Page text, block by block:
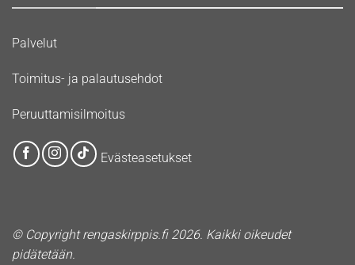
Palvelut
Toimitus- ja palautusehdot
Peruuttamisilmoitus
Evästeasetukset
© Copyright rengaskirppis.fi 2026. Kaikki oikeudet
pidätetään.